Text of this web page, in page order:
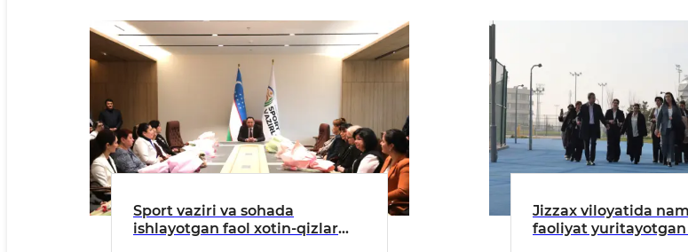
Sport vaziri va sohada
ishlayotgan faol xotin-qizlar
Jizzax viloyatida
faoliyat